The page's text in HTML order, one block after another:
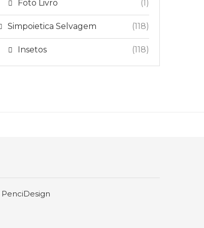
Foto Livro (1)
Simpoietica Selvagem (118)
Insetos (118)
PenciDesign